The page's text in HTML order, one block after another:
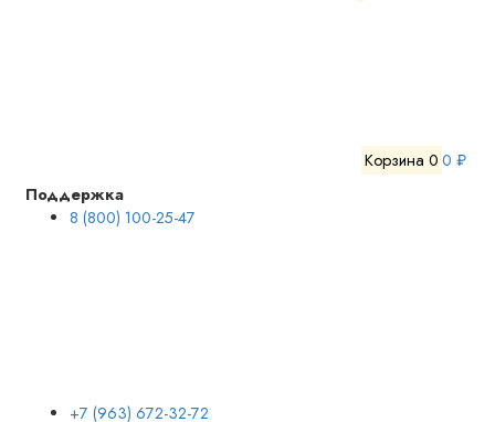
Корзина 0 0 ₽
Поддержка
8 (800) 100-25-47
+7 (963) 672-32-72